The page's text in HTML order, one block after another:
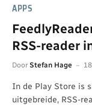
APPS
RSS-reader
Door Stefan Hage
In de Play Store is
uitgebreide, RSS-